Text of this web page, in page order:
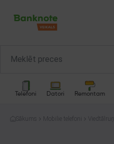
Telefoni Datori Remontam
Sākums Mobilie telefoni Viedtālruņi